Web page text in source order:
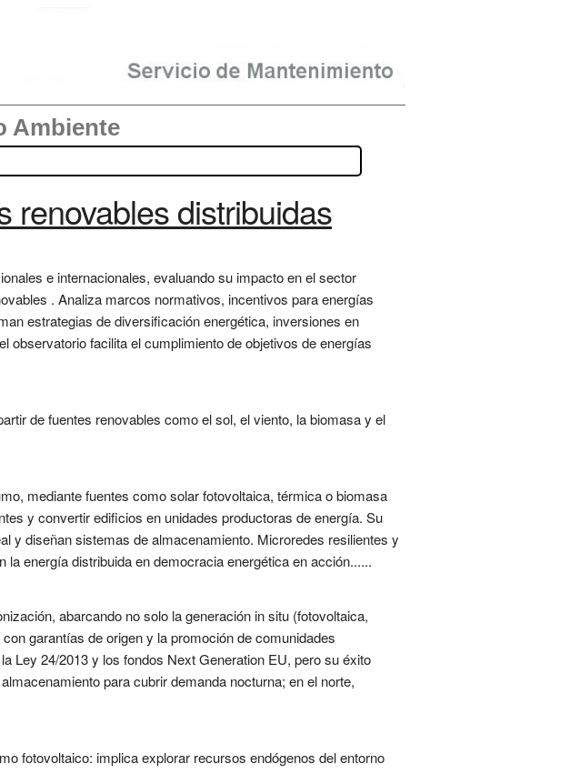
Ambiente
renovables distribuidas
e internacionales, evaluando su impacto en el sector
. Analiza marcos normativos, incentivos para energías
estrategias de diversificación energética, inversiones en
observatorio facilita el cumplimiento de objetivos de energías
de fuentes renovables como el sol, el viento, la biomasa y el
mediante fuentes como solar fotovoltaica, térmica o biomasa
y convertir edificios en unidades productoras de energía. Su
y diseñan sistemas de almacenamiento. Microredes resilientes y
energía distribuida en democracia energética en acción......
abarcando no solo la generación in situ (fotovoltaica,
garantías de origen y la promoción de comunidades
Ley 24/2013 y los fondos Next Generation EU, pero su éxito
para cubrir demanda nocturna; en el norte,
fotovoltaico: implica explorar recursos endógenos del entorno